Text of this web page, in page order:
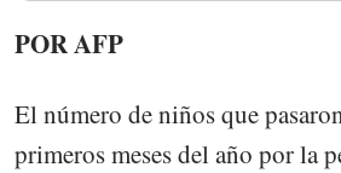
POR AFP
El número de niños que
primeros meses del año por la